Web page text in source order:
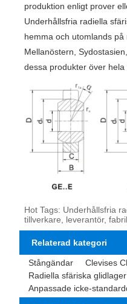
produktion enligt prover
Underhållsfria radiella
hemma och utomlands på
Mellanöstern,
dessa produkter över hela
Hot Tags: Underhållsfria
tillverkare, leverantör,
Relaterad kategori
Stångändar Clevises
Radiella sfäriska glidlager
Anpassade icke-